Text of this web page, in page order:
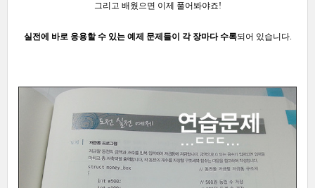
그리고 배웠으면 이제 풀어봐야죠!
실전에 바로 응용할 수 있는 예제 문제들이 각 장마다 수록되어 있습니다.